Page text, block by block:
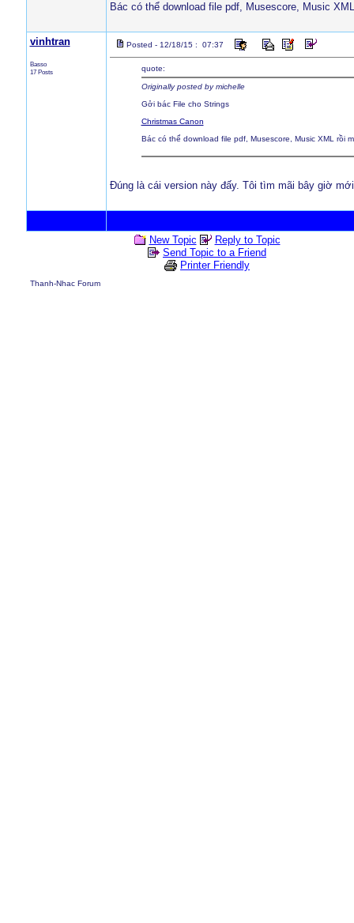
Bác có thể download file pdf, Musescore, Music
vinhtran
Basso
17 Posts
Posted - 12/18/15 : 07:37
quote:
Originally posted by michelle
Gởi bác File cho Strings
Christmas Canon
Bác có thể download file pdf, Musescore, Music XML rồi
Đúng là cái version này đấy. Tôi tìm mãi bây giờ
New Topic
Reply to Topic
Send Topic to a Friend
Printer Friendly
Thanh-Nhac Forum